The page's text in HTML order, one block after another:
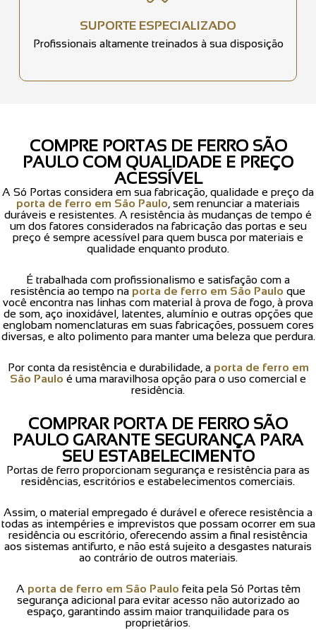
SUPORTE ESPECIALIZADO
Profissionais altamente treinados à sua disposição
COMPRE PORTAS DE FERRO SÃO
PAULO COM QUALIDADE E PREÇO
ACESSÍVEL
A Só Portas considera em sua fabricação, qualidade e preço da
porta de ferro em São Paulo , sem renunciar a materiais
duráveis e resistentes. A resistência às mudanças de tempo é
um dos fatores considerados na fabricação das portas e seu
preço é sempre acessível para quem busca por materiais e
qualidade enquanto produto.
É trabalhada com profissionalismo e satisfação com a
resistência ao tempo na porta de ferro em São Paulo que
você encontra nas linhas com material à prova de fogo, à prova
de som, aço inoxidável, latentes, alumínio e outras opções que
englobam nomenclaturas em suas fabricações, possuem cores
diversas, e alto polimento para manter uma beleza que perdura.
Por conta da resistência e durabilidade, a porta de ferro em
São Paulo é uma maravilhosa opção para o uso comercial e
residência.
COMPRAR PORTA DE FERRO SÃO
PAULO GARANTE SEGURANÇA PARA
SEU ESTABELECIMENTO
Portas de ferro proporcionam segurança e resistência para as
residências, escritórios e estabelecimentos comerciais.
Assim, o material empregado é durável e oferece resistência a
todas as intempéries e imprevistos que possam ocorrer em sua
residência ou escritório, oferecendo assim a final resistência
aos sistemas antifurto, e não está sujeito a desgastes naturais
ao contrário de outros materiais.
A porta de ferro em São Paulo feita pela Só Portas têm
segurança adicional para evitar acesso não autorizado ao
espaço, garantindo assim maior tranquilidade para os
proprietários.